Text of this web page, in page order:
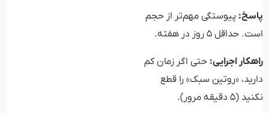
پاسخ: پیوستگی مهم‌تر از حجم
است. حداقل ۵ روز در هفته.
راهکار اجرایی: حتی اگر زمان کم
دارید، «روتین سبک» را قطع
نکنید (۵ دقیقه مرور).